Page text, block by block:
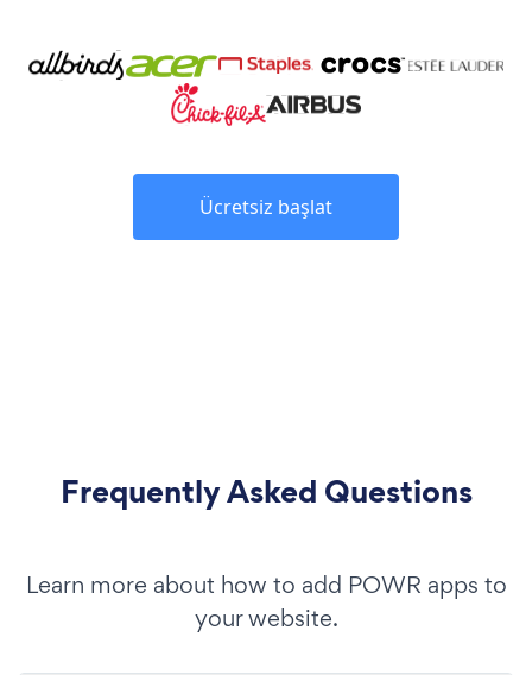
Ücretsiz başlat
Frequently Asked Questions
Learn more about how to add POWR apps to
your website.